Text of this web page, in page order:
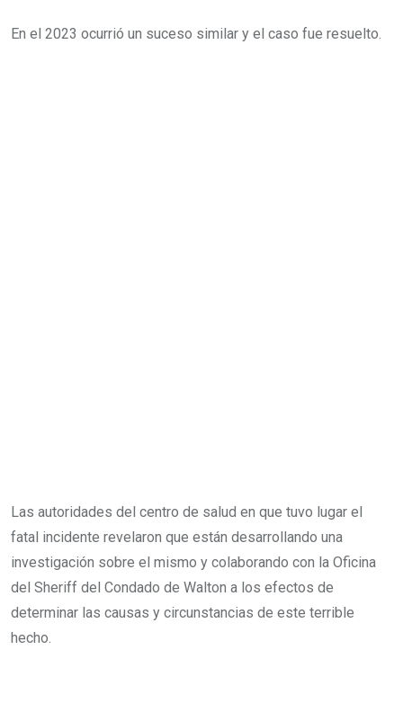
En el 2023 ocurrió un suceso similar y el caso fue resuelto.
Las autoridades del centro de salud en que tuvo lugar el
fatal incidente revelaron que están desarrollando una
investigación sobre el mismo y colaborando con la Oficina
del Sheriff del Condado de Walton a los efectos de
determinar las causas y circunstancias de este terrible
hecho.